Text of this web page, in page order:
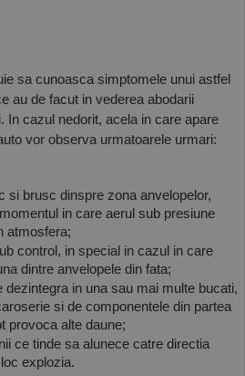
sa cunoasca simptomele unui astfel
au de facut in vederea abodarii
In cazul nedorit, acela in care apare
vor observa urmatoarele urmari:
si brusc dinspre zona anvelopelor,
in care aerul sub presiune
atmosfera;
control, in special in cazul in care
dintre anvelopele din fata;
dezintegra in una sau mai multe bucati,
si de componentele din partea
provoca alte daune;
ce tinde sa alunece catre directia
explozia.